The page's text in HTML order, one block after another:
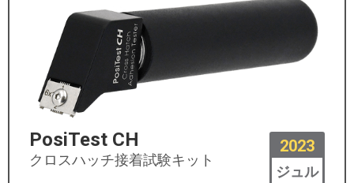
2023
ジュル
PosiTest CH
クロスハッチ接着試験キット